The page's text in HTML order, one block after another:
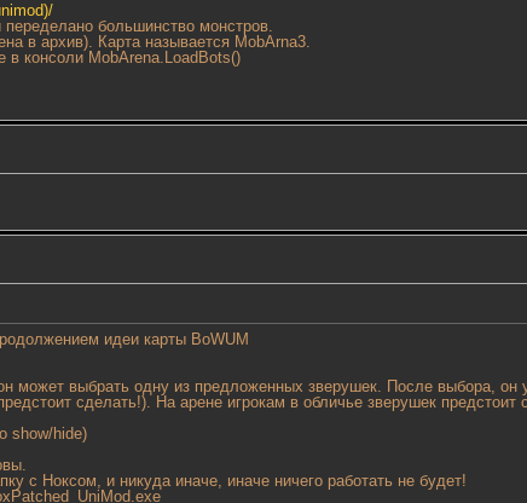
большинство монстров.
в архив). Карта называется MobArna3.
в консоли MobArena.LoadBots()
идеи карты BoWUM
может выбрать одну из предложенных зверушек. После выбора, он
сделать!). На арене игрокам в обличье зверушек
show/hide)
с Ноксом, и никуда иначе, иначе ничего работать не будет!